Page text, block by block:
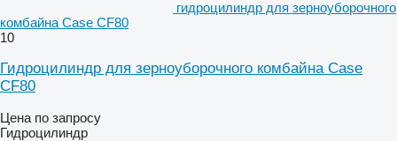
гидроцилиндр для зерноуборочного
комбайна Case CF80
10
Гидроцилиндр для зерноуборочного комбайна Case
CF80
Цена по запросу
Гидроцилиндр